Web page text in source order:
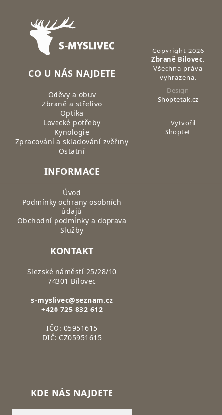
Zápatí
CO U NÁS NAJDETE
Oděvy a obuv
Zbraně a střelivo
Optika
Lovecké potřeby
Kynologie
Zpracování a skladování zvěřiny
Ostatní
INFORMACE
Úvod
Podmínky ochrany osobních
údajů
Obchodní podmínky a doprava
Služby
KONTAKT
Slezské náměstí 25/28/10
74301 Bílovec
s-myslivec@seznam.cz
+420 725 832 612
IČO: 05951615
DIČ: CZ05951615
KDE NÁS NAJDETE
Copyright 2026
Zbraně Bílovec.
Všechna práva
vyhrazena.
Design
Shoptetak.cz
Vytvořil
Shoptet